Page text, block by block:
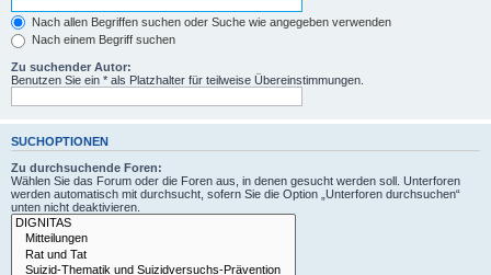
Nach allen Begriffen suchen oder Suche wie angegeben verwenden
Nach einem Begriff suchen
Zu suchender Autor:
Benutzen Sie ein * als Platzhalter für teilweise Übereinstimmungen.
SUCHOPTIONEN
Zu durchsuchende Foren:
Wählen Sie das Forum oder die Foren aus, in denen gesucht werden soll. Unterforen
werden automatisch mit durchsucht, sofern Sie die Option „Unterforen durchsuchen“
unten nicht deaktivieren.